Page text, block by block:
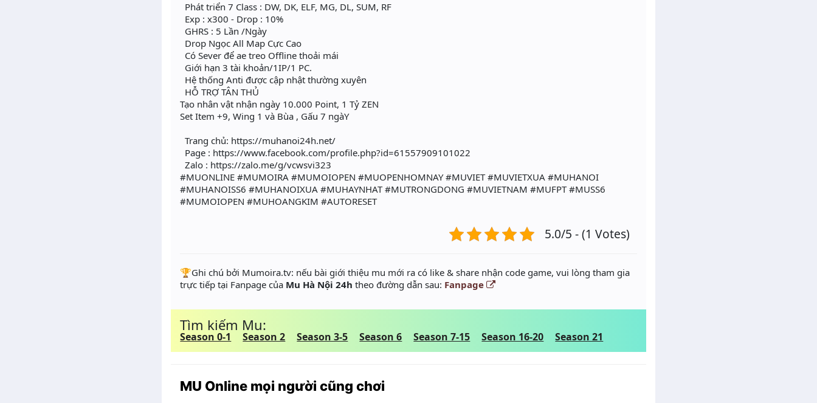
Phát triển 7 Class : DW, DK, ELF, MG, DL, SUM, RF
Exp : x300 - Drop : 10%
GHRS : 5 Lần /Ngày
Drop Ngọc All Map Cực Cao
Có Sever để ae treo Offline thoải mái
Giới hạn 3 tài khoản/1IP/1 PC.
Hệ thống Anti được cập nhật thường xuyên
HỖ TRỢ TÂN THỦ
Tạo nhân vật nhận ngày 10.000 Point, 1 Tỷ ZEN
Set Item +9, Wing 1 và Bùa , Gấu 7 ngàY
Trang chủ: https://muhanoi24h.net/
Page : https://www.facebook.com/profile.php?id=61557909101022
Zalo : https://zalo.me/g/vcwsvi323
#MUONLINE #MUMOIRA #MUMOIOPEN #MUOPENHOMNAY #MUVIET #MUVIETXUA #MUHANOI
#MUHANOISS6 #MUHANOIXUA #MUHAYNHAT #MUTRONGDONG #MUVIETNAM #MUFPT #MUSS6
#MUMOIOPEN #MUHOANGKIM #AUTORESET
5.0/5 - (1 Votes)
️🏆Ghi chú bởi Mumoira.tv: nếu bài giới thiệu mu mới ra có like & share nhận code game, vui lòng tham gia
trực tiếp tại Fanpage của Mu Hà Nội 24h theo đường dẫn sau: Fanpage
Tìm kiếm Mu:
Season 0-1 Season 2 Season 3-5 Season 6 Season 7-15 Season 16-20 Season 21
MU Online mọi người cũng chơi